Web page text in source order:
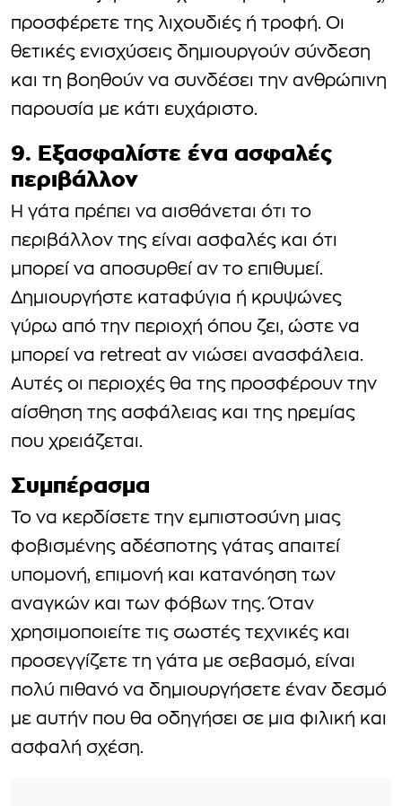
προσφέρετε της λιχουδιές ή τροφή. Οι
θετικές ενισχύσεις δημιουργούν σύνδεση
και τη βοηθούν να συνδέσει την ανθρώπινη
παρουσία με κάτι ευχάριστο.
9. Εξασφαλίστε ένα ασφαλές
περιβάλλον
Η γάτα πρέπει να αισθάνεται ότι το
περιβάλλον της είναι ασφαλές και ότι
μπορεί να αποσυρθεί αν το επιθυμεί.
Δημιουργήστε καταφύγια ή κρυψώνες
γύρω από την περιοχή όπου ζει, ώστε να
μπορεί να retreat αν νιώσει ανασφάλεια.
Αυτές οι περιοχές θα της προσφέρουν την
αίσθηση της ασφάλειας και της ηρεμίας
που χρειάζεται.
Συμπέρασμα
Το να κερδίσετε την εμπιστοσύνη μιας
φοβισμένης αδέσποτης γάτας απαιτεί
υπομονή, επιμονή και κατανόηση των
αναγκών και των φόβων της. Όταν
χρησιμοποιείτε τις σωστές τεχνικές και
προσεγγίζετε τη γάτα με σεβασμό, είναι
πολύ πιθανό να δημιουργήσετε έναν δεσμό
με αυτήν που θα οδηγήσει σε μια φιλική και
ασφαλή σχέση.